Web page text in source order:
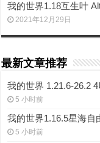
我的世界1.18互生叶
2021年12月29日
最新文章推荐
我的世界 1.21.6-26.2
5 小时前
我的世界1.16.5星海自
5 小时前